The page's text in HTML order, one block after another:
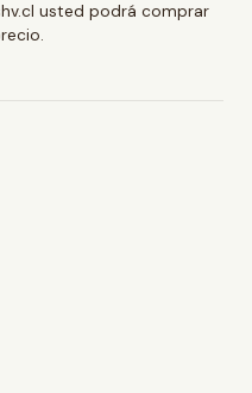
usted podrá comprar